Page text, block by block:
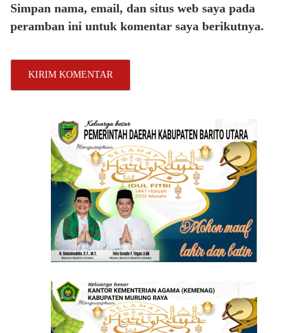
Simpan nama, email, dan situs web saya pada
peramban ini untuk komentar saya berikutnya.